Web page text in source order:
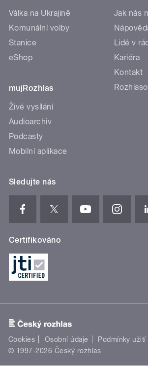
Válka na Ukrajině
Komunální volby
Stanice
eShop
mujRozhlas
Živé vysílání
Audioarchiv
Podcasty
Mobilní aplikace
Jak nás
Lidé v
Kariéra
Kontakt
Sledujte nás
Certifikováno
Cookies Osobní údaje Podmínky užití
© 1997-2026 Český rozhlas